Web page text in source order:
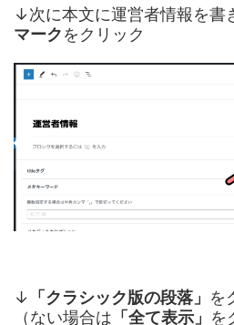
↓次に本文に運営者情報を書
マークをクリック
↓ 「クラシック版の段落」 を
（ない場合は 「全て表示」 を